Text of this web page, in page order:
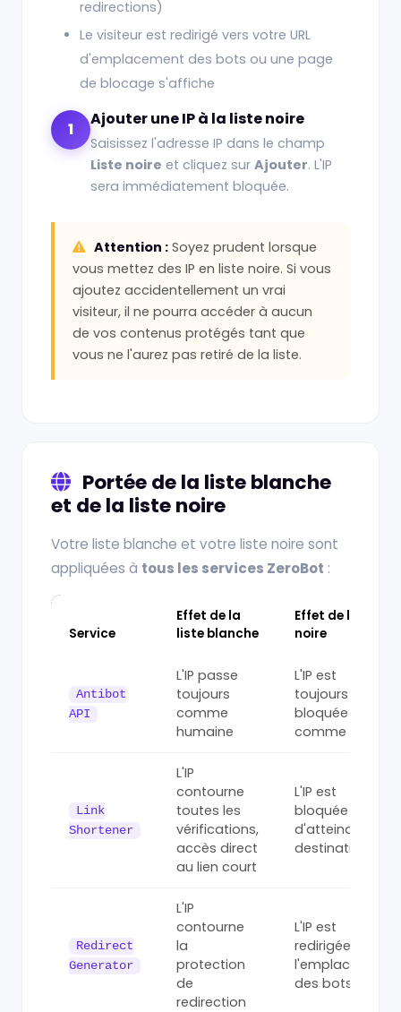
redirections)
Le visiteur est redirigé vers votre URL
d'emplacement des bots ou une page
de blocage s'affiche
1
Ajouter une IP à la liste noire
Saisissez l'adresse IP dans le champ
Liste noire et cliquez sur Ajouter. L'IP
sera immédiatement bloquée.
Attention : Soyez prudent lorsque
vous mettez des IP en liste noire. Si vous
ajoutez accidentellement un vrai
visiteur, il ne pourra accéder à aucun
de vos contenus protégés tant que
vous ne l'aurez pas retiré de la liste.
Portée de la liste blanche
et de la liste noire
Votre liste blanche et votre liste noire sont
appliquées à tous les services ZeroBot :
Service
Effet de la
liste blanche
Effet de la liste
noire
Antibot
API
L'IP passe
toujours
comme
humaine
L'IP est
toujours
bloquée
comme bot
Link
Shortener
L'IP
contourne
toutes les
vérifications,
accès direct
au lien court
L'IP est
bloquée avant
d'atteindre la
destination
Redirect
Generator
L'IP
contourne
la
protection
de
redirection
L'IP est
redirigée vers
l'emplacement
des bots